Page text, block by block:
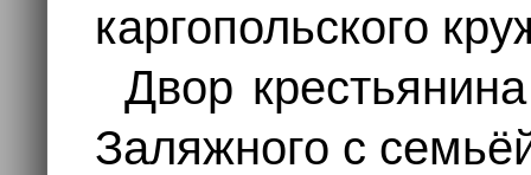
каргопольского
Двор
Заляжного с